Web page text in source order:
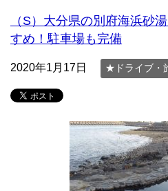
（S）大分県の別府海浜砂
すめ！駐車場も完備
2020年1月17日 ★ドライブ・